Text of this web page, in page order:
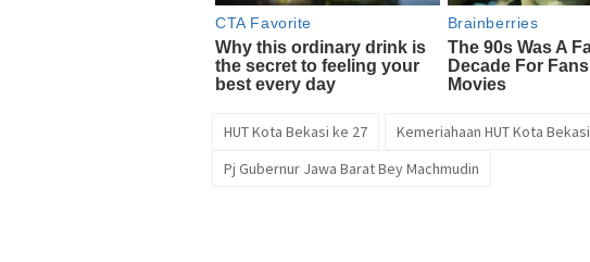
HUT Kota Bekasi ke 27 Kemeriahaan HUT Kota Bekasi
Pj Gubernur Jawa Barat Bey Machmudin